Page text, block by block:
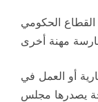
الحكومي
مهنة أخرى
أو العمل في
يصدرها مجلس